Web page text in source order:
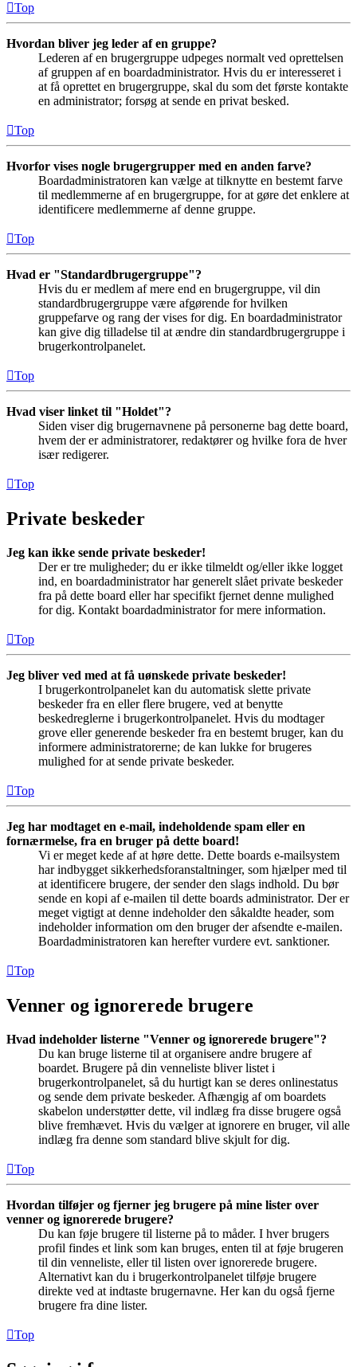
Top
Hvordan bliver jeg leder af en gruppe?
Lederen af en brugergruppe udpeges normalt ved oprettelsen
af gruppen af en boardadministrator. Hvis du er interesseret i
at få oprettet en brugergruppe, skal du som det første kontakte
en administrator; forsøg at sende en privat besked.
Top
Hvorfor vises nogle brugergrupper med en anden farve?
Boardadministratoren kan vælge at tilknytte en bestemt farve
til medlemmerne af en brugergruppe, for at gøre det enklere at
identificere medlemmerne af denne gruppe.
Top
Hvad er "Standardbrugergruppe"?
Hvis du er medlem af mere end en brugergruppe, vil din
standardbrugergruppe være afgørende for hvilken
gruppefarve og rang der vises for dig. En boardadministrator
kan give dig tilladelse til at ændre din standardbrugergruppe i
brugerkontrolpanelet.
Top
Hvad viser linket til "Holdet"?
Siden viser dig brugernavnene på personerne bag dette board,
hvem der er administratorer, redaktører og hvilke fora de hver
især redigerer.
Top
Private beskeder
Jeg kan ikke sende private beskeder!
Der er tre muligheder; du er ikke tilmeldt og/eller ikke logget
ind, en boardadministrator har generelt slået private beskeder
fra på dette board eller har specifikt fjernet denne mulighed
for dig. Kontakt boardadministrator for mere information.
Top
Jeg bliver ved med at få uønskede private beskeder!
I brugerkontrolpanelet kan du automatisk slette private
beskeder fra en eller flere brugere, ved at benytte
beskedreglerne i brugerkontrolpanelet. Hvis du modtager
grove eller generende beskeder fra en bestemt bruger, kan du
informere administratorerne; de kan lukke for brugeres
mulighed for at sende private beskeder.
Top
Jeg har modtaget en e-mail, indeholdende spam eller en
fornærmelse, fra en bruger på dette board!
Vi er meget kede af at høre dette. Dette boards e-mailsystem
har indbygget sikkerhedsforanstaltninger, som hjælper med til
at identificere brugere, der sender den slags indhold. Du bør
sende en kopi af e-mailen til dette boards administrator. Der er
meget vigtigt at denne indeholder den såkaldte header, som
indeholder information om den bruger der afsendte e-mailen.
Boardadministratoren kan herefter vurdere evt. sanktioner.
Top
Venner og ignorerede brugere
Hvad indeholder listerne "Venner og ignorerede brugere"?
Du kan bruge listerne til at organisere andre brugere af
boardet. Brugere på din venneliste bliver listet i
brugerkontrolpanelet, så du hurtigt kan se deres onlinestatus
og sende dem private beskeder. Afhængig af om boardets
skabelon understøtter dette, vil indlæg fra disse brugere også
blive fremhævet. Hvis du vælger at ignorere en bruger, vil alle
indlæg fra denne som standard blive skjult for dig.
Top
Hvordan tilføjer og fjerner jeg brugere på mine lister over
venner og ignorerede brugere?
Du kan føje brugere til listerne på to måder. I hver brugers
profil findes et link som kan bruges, enten til at føje brugeren
til din venneliste, eller til listen over ignorerede brugere.
Alternativt kan du i brugerkontrolpanelet tilføje brugere
direkte ved at indtaste brugernavne. Her kan du også fjerne
brugere fra dine lister.
Top